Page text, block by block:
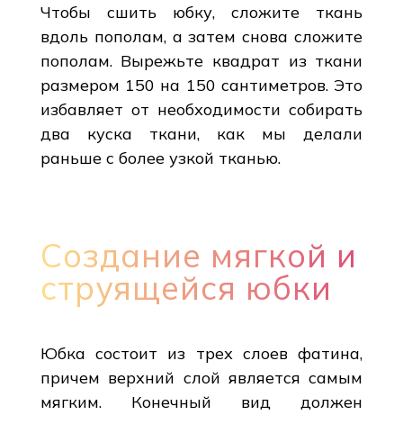
Чтобы сшить юбку, сложите ткань
вдоль пополам, а затем снова сложите
пополам. Вырежьте квадрат из ткани
размером 150 на 150 сантиметров. Это
избавляет от необходимости собирать
два куска ткани, как мы делали
раньше с более узкой тканью.
Создание мягкой и
струящейся юбки
Юбка состоит из трех слоев фатина,
причем верхний слой является самым
мягким. Конечный вид должен